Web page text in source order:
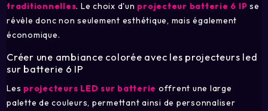
traditionnelles. Le choix d'un projecteur batterie 6 IP se
révèle donc non seulement esthétique, mais également
économique.
Créer une ambiance colorée avec les projecteurs led
sur batterie 6 IP
Les projecteurs LED sur batterie offrent une large
palette de couleurs, permettant ainsi de personnaliser